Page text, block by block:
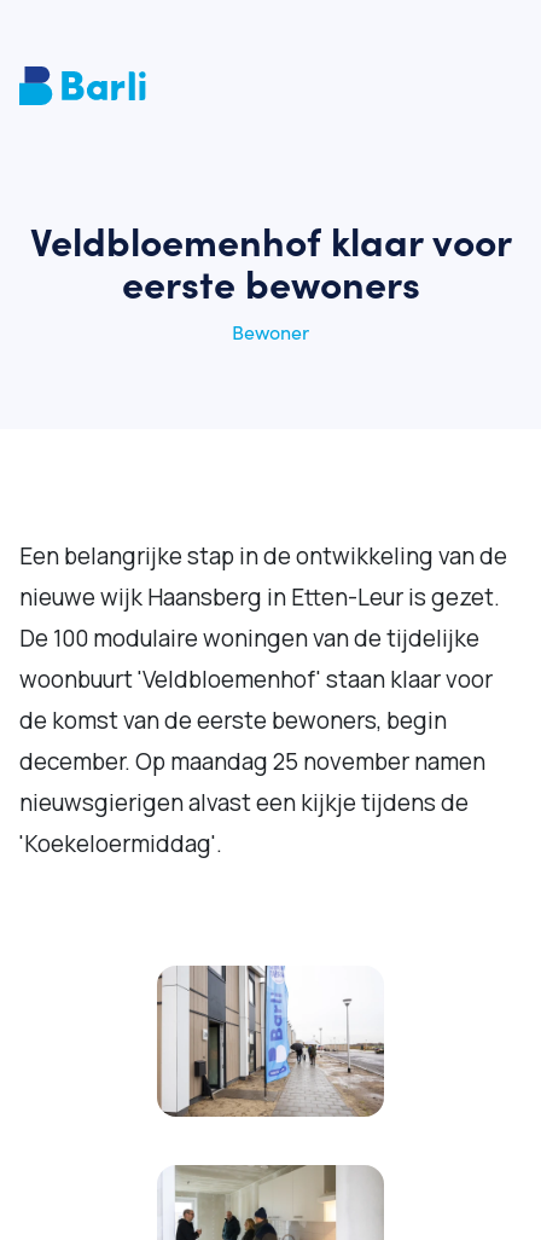
Veldbloemenhof klaar voor
eerste bewoners
Bewoner
Een belangrijke stap in de ontwikkeling van de
nieuwe wijk Haansberg in Etten-Leur is gezet.
De 100 modulaire woningen van de tijdelijke
woonbuurt 'Veldbloemenhof' staan klaar voor
de komst van de eerste bewoners, begin
december. Op maandag 25 november namen
nieuwsgierigen alvast een kijkje tijdens de
'Koekeloermiddag'.